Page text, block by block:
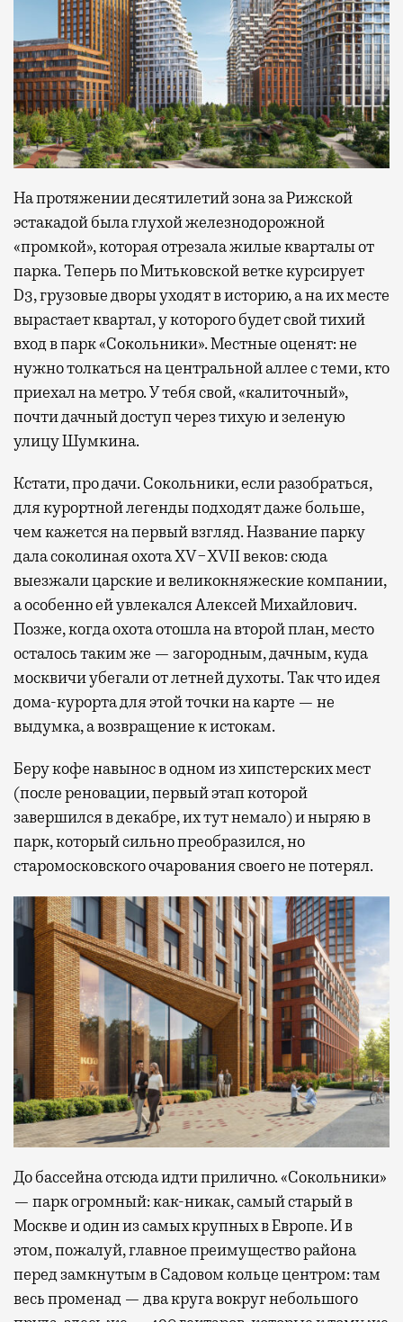
На протяжении десятилетий зона за Рижской
эстакадой была глухой железнодорожной
«промкой», которая отрезала жилые кварталы от
парка. Теперь по Митьковской ветке курсирует
D3, грузовые дворы уходят в историю, а на их месте
вырастает квартал, у которого будет свой тихий
вход в парк «Сокольники». Местные оценят: не
нужно толкаться на центральной аллее с теми, кто
приехал на метро. У тебя свой, «калиточный»,
почти дачный доступ через тихую и зеленую
улицу Шумкина.
Кстати, про дачи. Сокольники, если разобраться,
для курортной легенды подходят даже больше,
чем кажется на первый взгляд. Название парку
дала соколиная охота XV−XVII веков: сюда
выезжали царские и великокняжеские компании,
а особенно ей увлекался Алексей Михайлович.
Позже, когда охота отошла на второй план, место
осталось таким же — загородным, дачным, куда
москвичи убегали от летней духоты. Так что идея
дома-курорта для этой точки на карте — не
выдумка, а возвращение к истокам.
Беру кофе навынос в одном из хипстерских мест
(после реновации, первый этап которой
завершился в декабре, их тут немало) и ныряю в
парк, который сильно преобразился, но
старомосковского очарования своего не потерял.
До бассейна отсюда идти прилично. «Сокольники»
— парк огромный: как-никак, самый старый в
Москве и один из самых крупных в Европе. И в
этом, пожалуй, главное преимущество района
перед замкнутым в Садовом кольце центром: там
весь променад — два круга вокруг небольшого